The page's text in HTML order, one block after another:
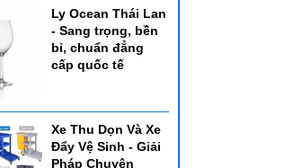
Ly Ocean Thái Lan
- Sang trọng, bền
bỉ, chuẩn đẳng
cấp quốc tế
Xe Thu Dọn Và Xe
Đẩy Vệ Sinh - Giải
Pháp Chuyên